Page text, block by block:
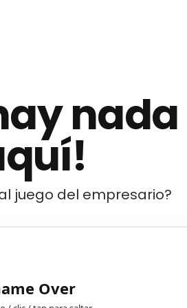
juego del empresario?